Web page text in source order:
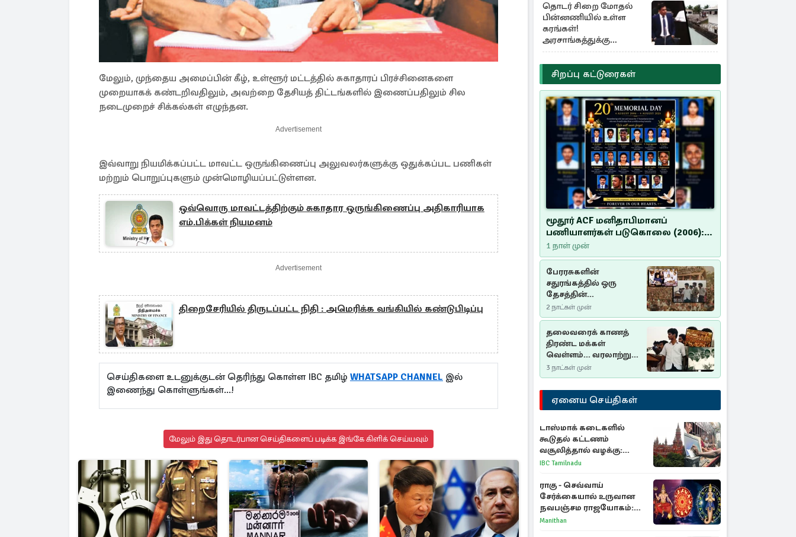
மேலும், முந்தைய அமைப்பின் கீழ், உள்ளூர் மட்டத்தில் சுகாதாரப் பிரச்சினைகளை
முறையாகக் கண்டறிவதிலும், அவற்றை தேசியத் திட்டங்களில் இணைப்பதிலும் சில
நடைமுறைச் சிக்கல்கள் எழுந்தன.
Advertisement
இவ்வாறு நியமிக்கப்பட்ட மாவட்ட ஒருங்கிணைப்பு அலுவலர்களுக்கு ஒதுக்கப்பட பணிகள்
மற்றும் பொறுப்புகளும் முன்மொழியப்பட்டுள்ளன.
ஒவ்வொரு மாவட்டத்திற்கும் சுகாதார ஒருங்கிணைப்பு அதிகாரியாக
எம்.பிக்கள் நியமனம்
Advertisement
திறைசேரியில் திருடப்பட்ட நிதி : அமெரிக்க வங்கியில் கண்டுபிடிப்பு
செய்திகளை உடனுக்குடன் தெரிந்து கொள்ள IBC தமிழ் WHATSAPP CHANNEL இல்
இணைந்து கொள்ளுங்கள்...!
மேலும் இது தொடர்பான செய்திகளைப் படிக்க இங்கே கிளிக் செய்யவும்
தொடர் சிறை மோதல்
பின்னணியில் உள்ள
கரங்கள்!
அரசாங்கத்துக்கு
கிடைத்த புலனாய்வு
தகவல்
சிறப்பு கட்டுரைகள்
மூதூர் ACF மனிதாபிமானப்
பணியாளர்கள் படுகொலை (2006):
20 ஆண்டுகளாகியும் நீதி
மறுக்கப்பட்ட மனிதாபிமானப்
பேரவலம்
1 நாள் முன்
பேரரசுகளின்
சதுரங்கத்தில் ஒரு
தேசத்தின்
தீர்க்கதரிசனம் :
சுதுமலை பிரகடனம்
ஒரு வரலாற்றுப் பாடம்
2 நாட்கள் முன்
தலைவரைக் காணத்
திரண்ட மக்கள்
வெள்ளம்... வரலாற்றுச்
சிறப்புமிக்க சுதுமலைப்
பிரகடனம்…
3 நாட்கள் முன்
ஏனைய செய்திகள்
டாஸ்மாக் கடைகளில்
கூடுதல் கட்டணம்
வசூலித்தால் வழக்கு:
சென்னை உயர்நீதிமன்றம்
IBC Tamilnadu
ராகு - செவ்வாய்
சேர்க்கையால் உருவான
நவபஞ்சம ராஜயோகம்:
அதிர்ஷ்டம் பெறும் 3
Manithan